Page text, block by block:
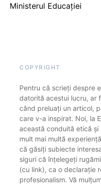
Ministerul Educației
COPYRIGHT
Pentru că scrieți despre
datorită acestui lucru, ar
când preluați un articol,
care v-a inspirat. Noi, la
această conduită etică
mult mai multă
că găsiți subiecte
siguri că înțelegeți
(cu link), ca o declarație
profesionalism. Vă